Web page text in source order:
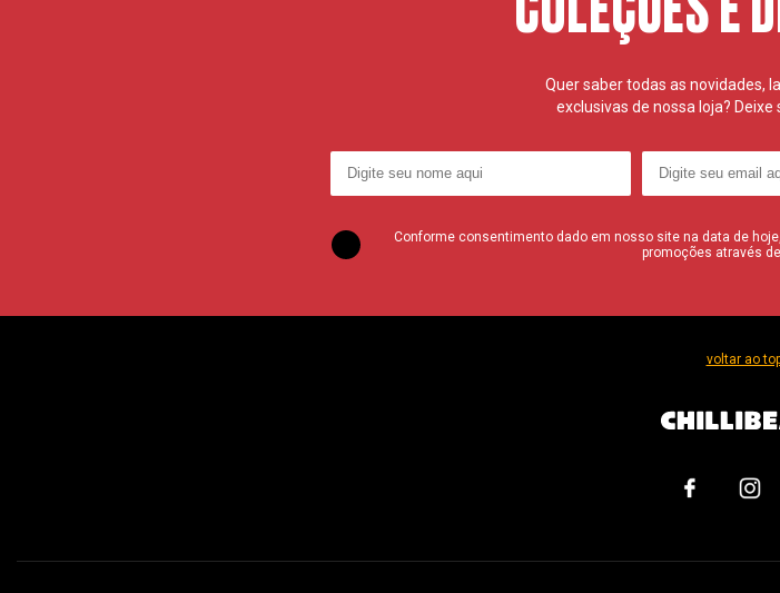
Quer saber todas as novidades,
exclusivas de nossa loja? Deixe
Conforme consentimento dado em nosso site na data de
promoções através
voltar ao